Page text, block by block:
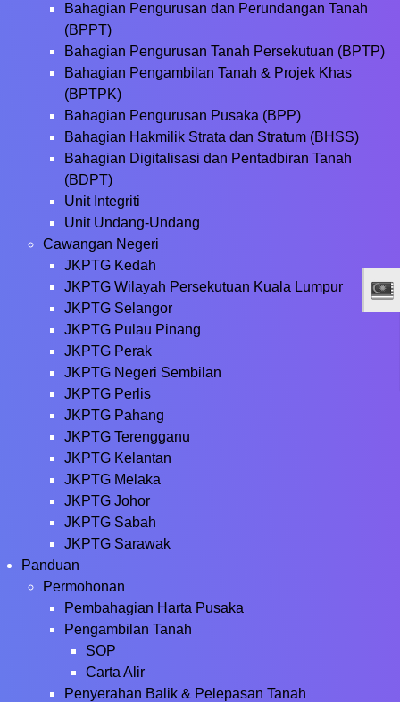
Bahagian Pengurusan dan Perundangan Tanah
(BPPT)
Bahagian Pengurusan Tanah Persekutuan (BPTP)
Bahagian Pengambilan Tanah & Projek Khas
(BPTPK)
Bahagian Pengurusan Pusaka (BPP)
Bahagian Hakmilik Strata dan Stratum (BHSS)
Bahagian Digitalisasi dan Pentadbiran Tanah
(BDPT)
Unit Integriti
Unit Undang-Undang
Cawangan Negeri
JKPTG Kedah
JKPTG Wilayah Persekutuan Kuala Lumpur
JKPTG Selangor
JKPTG Pulau Pinang
JKPTG Perak
JKPTG Negeri Sembilan
JKPTG Perlis
JKPTG Pahang
JKPTG Terengganu
JKPTG Kelantan
JKPTG Melaka
JKPTG Johor
JKPTG Sabah
JKPTG Sarawak
Panduan
Permohonan
Pembahagian Harta Pusaka
Pengambilan Tanah
SOP
Carta Alir
Penyerahan Balik & Pelepasan Tanah